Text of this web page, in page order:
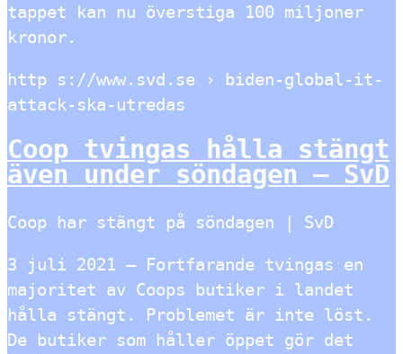
tappet kan nu överstiga 100 miljoner
kronor.
http s://www.svd.se › biden-global-it-
attack-ska-utredas
Coop tvingas hålla stängt
även under söndagen – SvD
Coop har stängt på söndagen | SvD
3 juli 2021 — Fortfarande tvingas en
majoritet av Coops butiker i landet
hålla stängt. Problemet är inte löst.
De butiker som håller öppet gör det